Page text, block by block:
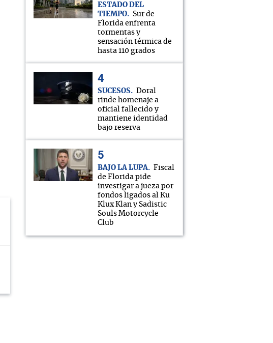
ESTADO DEL
TIEMPO
Sur de
Florida enfrenta
tormentas y
sensación térmica de
hasta 110 grados
SUCESOS
Doral
rinde homenaje a
oficial fallecido y
mantiene identidad
bajo reserva
BAJO LA LUPA
Fiscal
de Florida pide
investigar a jueza por
fondos ligados al Ku
Klux Klan y Sadistic
Souls Motorcycle
Club